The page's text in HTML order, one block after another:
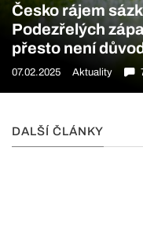
Česko rájem
Podezřelých
přesto není
07.02.2025 Aktuality
DALŠÍ ČLÁNKY